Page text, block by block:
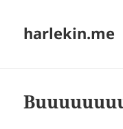
harlekin.me